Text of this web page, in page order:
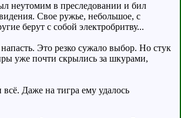
неутомим в преследовании и бил
Свое ружье, небольшое, с
берут с собой электробритву...
Это резко сужало выбор. Но стук
уже почти скрылись за шкурами,
Даже на тигра ему удалось